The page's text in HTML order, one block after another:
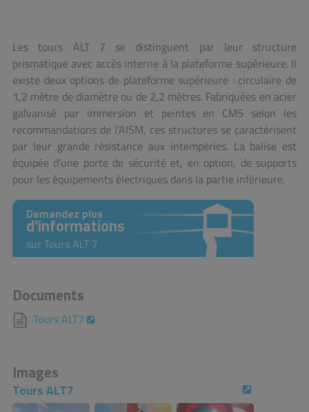
Les tours ALT 7 se distinguent par leur structure
prismatique avec accès interne à la plateforme supérieure. Il
existe deux options de plateforme supérieure : circulaire de
1,2 mètre de diamètre ou de 2,2 mètres. Fabriquées en acier
galvanisé par immersion et peintes en CM5 selon les
recommandations de l'AISM, ces structures se caractérisent
par leur grande résistance aux intempéries. La balise est
équipée d'une porte de sécurité et, en option, de supports
pour les équipements électriques dans la partie inférieure.
Demandez plus
d'informations
sur Tours ALT 7
Documents
Tours ALT7
Images
Tours ALT7